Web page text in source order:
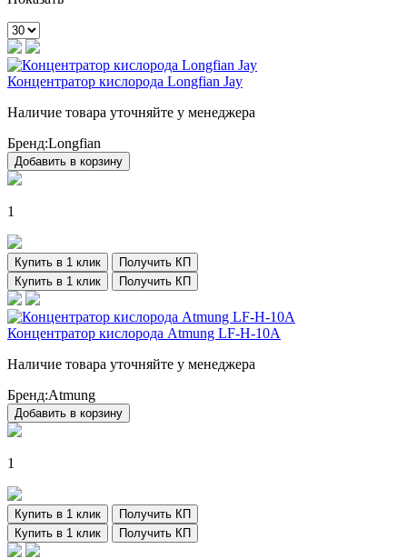
Концентратор кислорода Longfian Jay
Наличие товара уточняйте у менеджера
Бренд:Longfian
Добавить в корзину
1
Купить в 1 клик
Получить КП
Купить в 1 клик
Получить КП
Концентратор кислорода Atmung LF-H-10A
Наличие товара уточняйте у менеджера
Бренд:Atmung
Добавить в корзину
1
Купить в 1 клик
Получить КП
Купить в 1 клик
Получить КП